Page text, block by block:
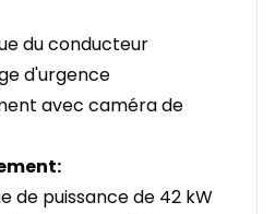
du conducteur
d'urgence
avec caméra de
de puissance de 42 kW